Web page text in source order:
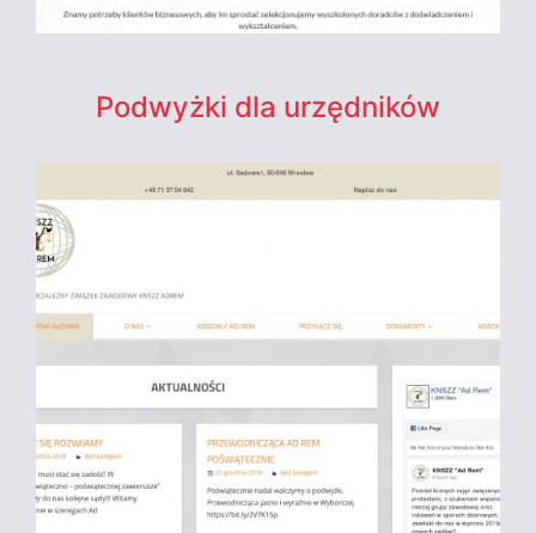
Podwyżki dla urzędników